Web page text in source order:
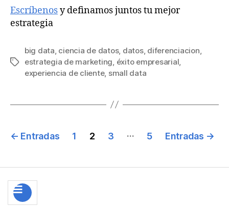
Escríbenosy definamos juntos tu mejor
estrategia
big data ciencia de datos, datos, diferenciacion
estrategia de marketing éxito empresarial
experiencia de cliente, small data
← Entradas 1 2 3 … 5 Entradas →